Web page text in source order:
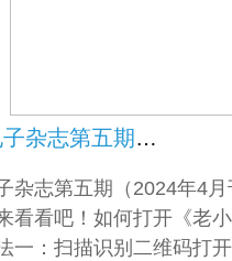
老小孩电子杂志第五期上线啦！
杂志第五期（2024年4
看看吧！如何打开《老
一：扫描识别二维码打开